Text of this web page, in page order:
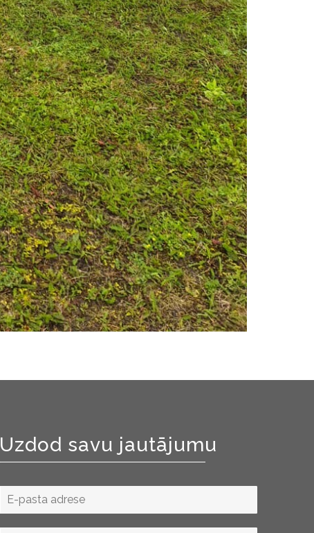
Uzdod savu jautājumu